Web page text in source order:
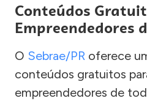
Conteúdos
Empreendedores
O Sebrae/PR oferece
conteúdos gratuitos
empreendedores de